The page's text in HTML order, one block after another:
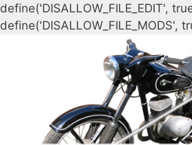
define('DISALLOW_FILE_EDIT',
define('DISALLOW_FILE_MODS',